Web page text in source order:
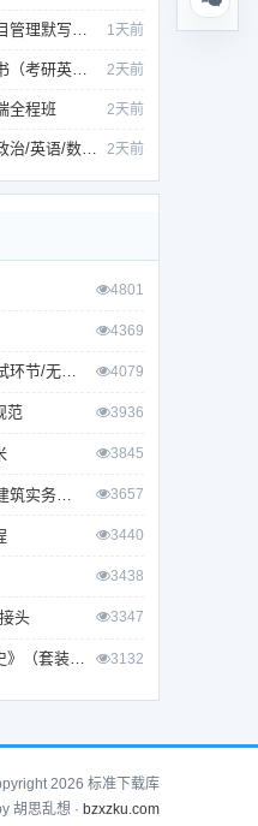
1天前
2天前
全程班 2天前
2天前
4801
4369
2026年考研结构化面试环节/无领导小组面试环节/面试技巧及简历书写 4079
范 3936
3845
3657
3440
3438
头 3347
《美国国家地理全球史》（套装全10册） 3132
2026 标准下载库
胡思乱想 · bzxzku.com